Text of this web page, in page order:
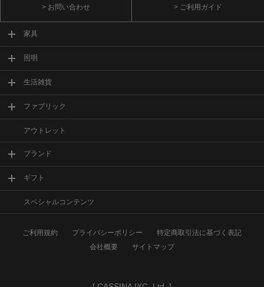
> お問い合わせ > ご利用ガイド
家具
照明
生活雑貨
ファブリック
アウトレット
ブランド
ギフト
スペシャルコンテンツ
ご利用規約 プライバシーポリシー
特定商取引法に基づく表記
会社概要
サイトマップ